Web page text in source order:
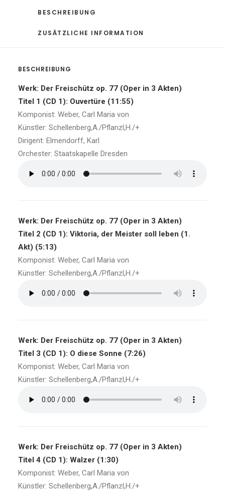
BESCHREIBUNG
ZUSÄTZLICHE INFORMATION
BESCHREIBUNG
Werk: Der Freischütz op. 77 (Oper in 3 Akten)
Titel 1 (CD 1): Ouvertüre (11:55)
Komponist: Weber, Carl Maria von
Künstler: Schellenberg,A./Pflanzl,H./+
Dirigent: Elmendorff, Karl
Orchester: Staatskapelle Dresden
Werk: Der Freischütz op. 77 (Oper in 3 Akten)
Titel 2 (CD 1): Viktoria, der Meister soll leben (1.
Akt) (5:13)
Komponist: Weber, Carl Maria von
Künstler: Schellenberg,A./Pflanzl,H./+
Werk: Der Freischütz op. 77 (Oper in 3 Akten)
Titel 3 (CD 1): O diese Sonne (7:26)
Komponist: Weber, Carl Maria von
Künstler: Schellenberg,A./Pflanzl,H./+
Werk: Der Freischütz op. 77 (Oper in 3 Akten)
Titel 4 (CD 1): Walzer (1:30)
Komponist: Weber, Carl Maria von
Künstler: Schellenberg,A./Pflanzl,H./+